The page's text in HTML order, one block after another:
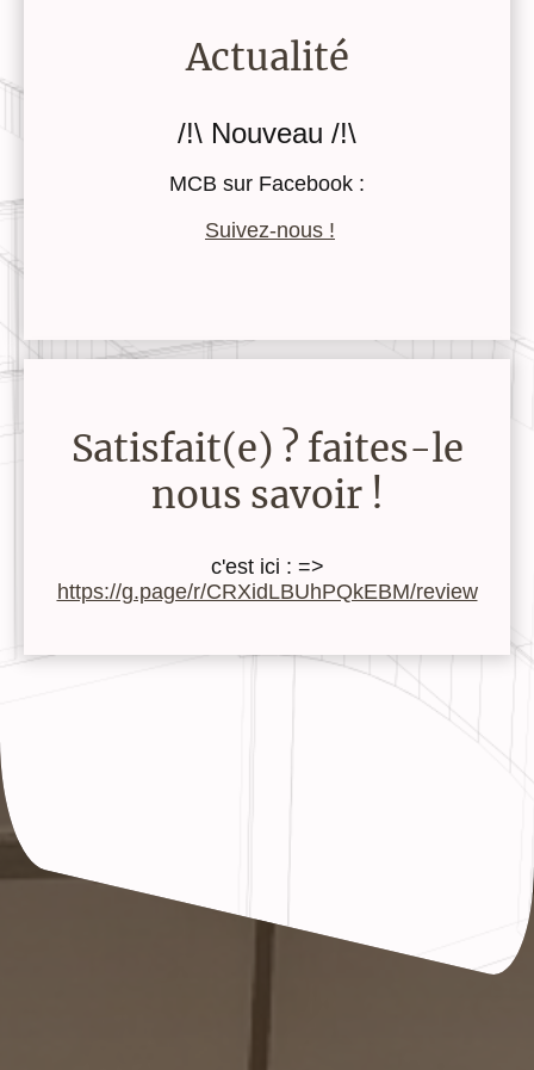
Actualité
/!\ Nouveau /!\
MCB sur Facebook :
Suivez-nous !
Satisfait(e) ? faites-le
nous savoir !
c'est ici : =>
https://g.page/r/CRXidLBUhPQkEBM/review